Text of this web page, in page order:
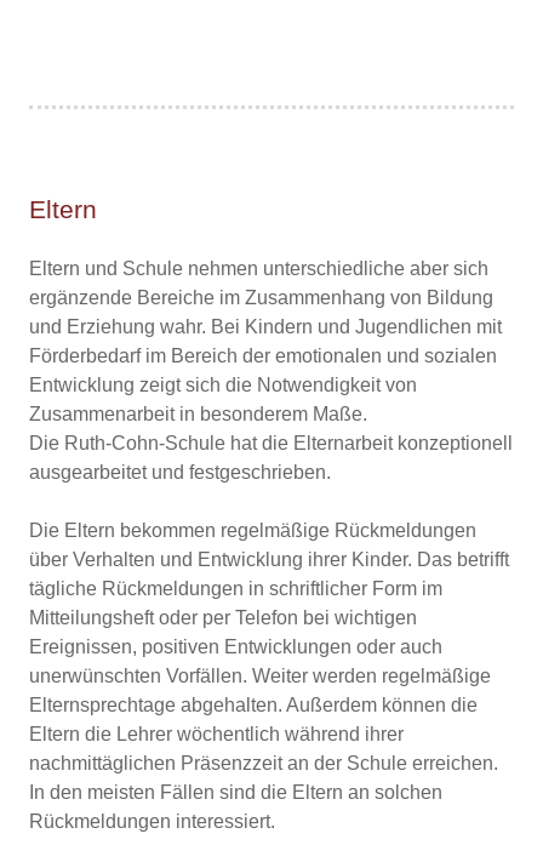
Eltern
Eltern und Schule nehmen unterschiedliche aber sich
ergänzende Bereiche im Zusammenhang von Bildung
und Erziehung wahr. Bei Kindern und Jugendlichen mit
Förderbedarf im Bereich der emotionalen und sozialen
Entwicklung zeigt sich die Notwendigkeit von
Zusammenarbeit in besonderem Maße.
Die Ruth-Cohn-Schule hat die Elternarbeit konzeptionell
ausgearbeitet und festgeschrieben.
Die Eltern bekommen regelmäßige Rückmeldungen
über Verhalten und Entwicklung ihrer Kinder. Das betrifft
tägliche Rückmeldungen in schriftlicher Form im
Mitteilungsheft oder per Telefon bei wichtigen
Ereignissen, positiven Entwicklungen oder auch
unerwünschten Vorfällen. Weiter werden regelmäßige
Elternsprechtage abgehalten. Außerdem können die
Eltern die Lehrer wöchentlich während ihrer
nachmittäglichen Präsenzzeit an der Schule erreichen.
In den meisten Fällen sind die Eltern an solchen
Rückmeldungen interessiert.